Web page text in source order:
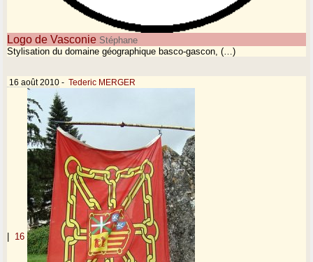
Logo de Vasconie Stéphane
Stylisation du domaine géographique basco-gascon, (…)
16 août 2010 - Tederic MERGER
16